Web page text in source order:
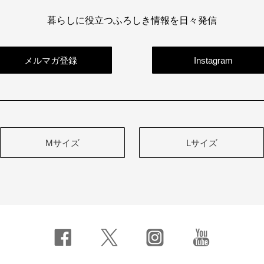
暮らしに役立つふろしき情報を日々発信
メルマガ登録 Instagram
Mサイズ Lサイズ